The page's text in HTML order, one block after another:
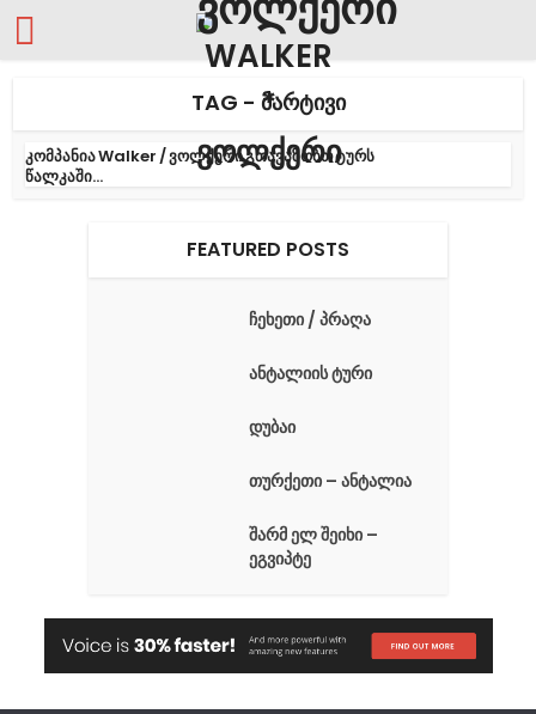
TAG - ᲛᲐᲠᲢᲘᲕᲘ
კომპანია Walker / ვოლქერი გთავაზობთ ტურს
წალკაში...
FEATURED POSTS
ჩეხეთი / პრაღა
ანტალიის ტური
დუბაი
თურქეთი – ანტალია
შარმ ელ შეიხი –
ეგვიპტე